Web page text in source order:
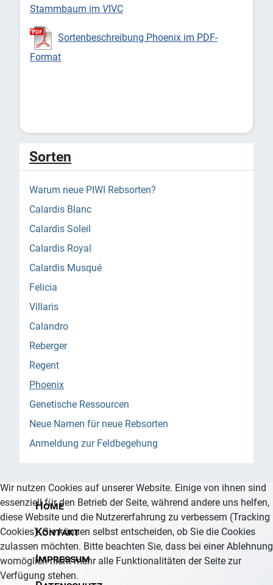
Stammbaum im VIVC
Sortenbeschreibung Phoenix im PDF-
Format
Sorten
Warum neue PIWI Rebsorten?
Calardis Blanc
Calardis Soleil
Calardis Royal
Calardis Musqué
Felicia
Villaris
Calandro
Reberger
Regent
Phoenix
Genetische Ressourcen
Neue Namen für neue Rebsorten
Anmeldung zur Feldbegehung
Home
Kontakt
Impressum
Wir nutzen Cookies auf unserer Website. Einige von ihnen sind
essenziell für den Betrieb der Seite, während andere uns helfen,
diese Website und die Nutzererfahrung zu verbessern (Tracking
Cookies). Sie können selbst entscheiden, ob Sie die Cookies
zulassen möchten. Bitte beachten Sie, dass bei einer Ablehnung
womöglich nicht mehr alle Funktionalitäten der Seite zur
Verfügung stehen.